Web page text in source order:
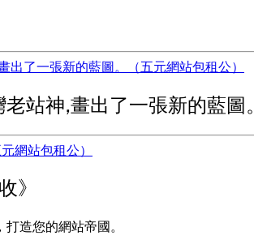
站神,畫出了一張新的藍圖。
》
造您的網站帝國。